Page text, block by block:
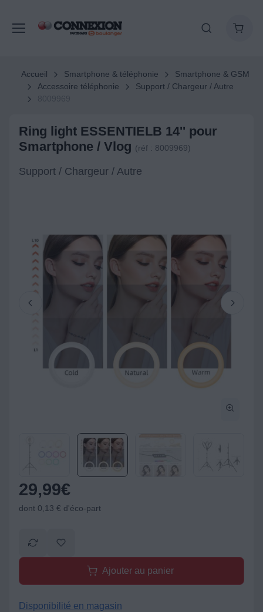
Accueil Smartphone & téléphonie
Smartphone & GSM
Accessoire téléphonie
Support / Chargeur / Autre
Ring light ESSENTIELB 14'' pour
Smartphone / Vlog (réf : 8009969)
Support / Chargeur / Autre
29,99€
dont 0,13 € d'éco-part
Ajouter au panier
Disponibilité en magasin